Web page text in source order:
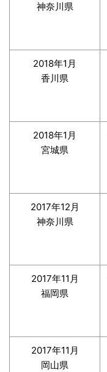
神奈川県
2018年1月
香川県
2018年1月
宮城県
2017年12月
神奈川県
2017年11月
福岡県
2017年11月
岡山県